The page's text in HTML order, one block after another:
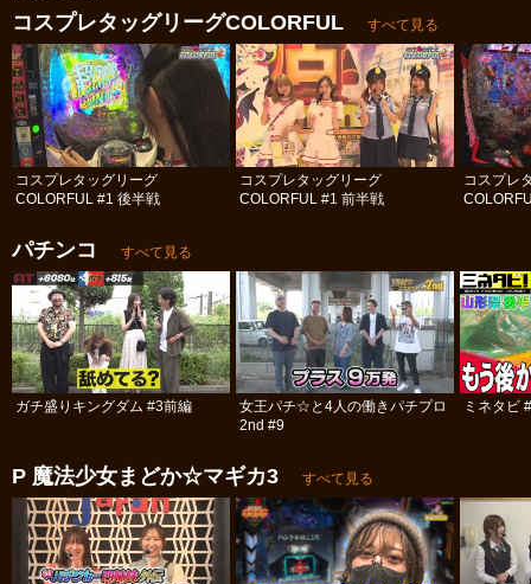
コスプレタッグリーグCOLORFUL
すべて見る
コスプレタッグリーグ
COLORFUL #1 後半戦
コスプレタッグリーグ
COLORFUL #1 前半戦
コスプレ
パチンコ すべて見る
ガチ盛りキングダム #3前編
女王パチ☆と4人の働きパチプロ
2nd #9
ミネタビ
P 魔法少女まどか☆マギカ3 すべて見る